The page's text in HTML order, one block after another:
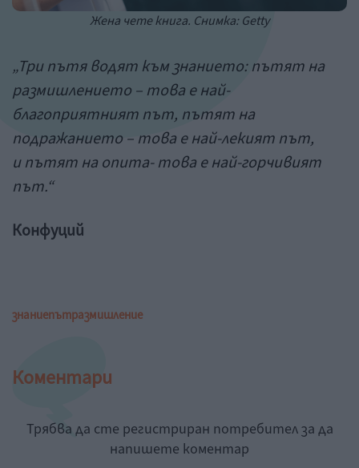
Жена чете книга. Снимка: Getty
„Три пътя водят към знанието: пътят на
размишлението – това е най-
благоприятният път, пътят на
подражанието – това е най-лекият път,
и пътят на опита- това е най-горчивият
път.“
Конфуций
знаниепътразмишление
Коментари
Трябва да сте регистриран потребител за да
напишете коментар